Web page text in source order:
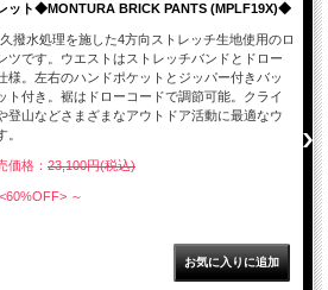
ット◆MONTURA BRICK PANTS (MPLF19X)◆
撥水処理を施した4方向ストレッチ生地使用のロ
ツです。ウエストはストレッチバンドとドロー
様。左右のハンドポケットとジッパー付きバッ
ト付き。裾はドローコードで調節可能。クライ
登山などさまざまなアウトドア活動に最適なウ
。
価格： 23,100円(税込)
<60%OFF> ～